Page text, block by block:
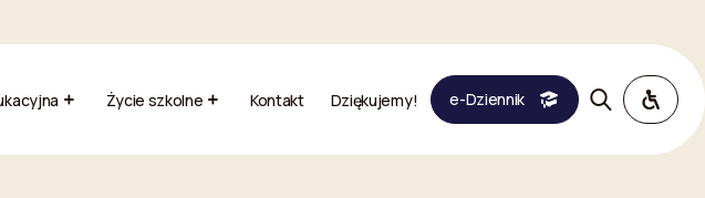
Życie szkolne Kontakt Dziękujemy! e-Dziennik